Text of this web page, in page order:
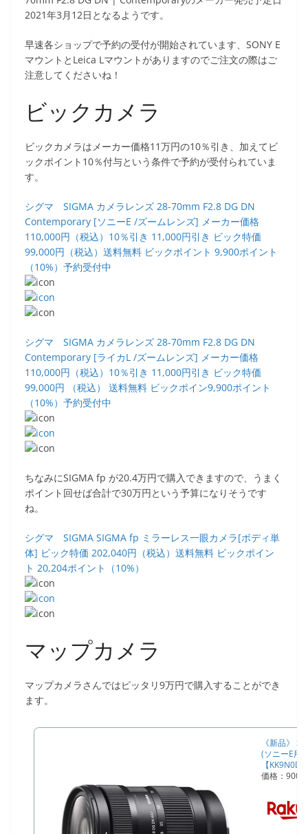
2021年3月12日となるようです。
早速各ショップで予約の受付が開始されています、SONY E
マウントとLeica Lマウントがありますのでご注文の際はご
注意してくださいね！
ビックカメラ
ビックカメラはメーカー価格11万円の10％引き、加えてビ
ックポイント10％付与という条件で予約が受付られていま
す。
シグマ SIGMA カメラレンズ 28-70mm F2.8 DG DN
Contemporary [ソニーE /ズームレンズ] メーカー価格
110,000円（税込）10％引き 11,000円引き ビック特価
99,000円（税込）送料無料 ビックポイント 9,900ポイント
（10%）予約受付中
シグマ SIGMA カメラレンズ 28-70mm F2.8 DG DN
Contemporary [ライカL /ズームレンズ] メーカー価格
110,000円（税込）10％引き 11,000円引き ビック特価
99,000円 （税込） 送料無料 ビックポイン9,900ポイント
（10%）予約受付中
ちなみにSIGMA fp が20.4万円で購入できますので、うまく
ポイント回せば合計で30万円という予算になりそうです
ね。
シグマ SIGMA SIGMA fp ミラーレス一眼カメラ[ボディ単
体] ビック特価 202,040円（税込）送料無料 ビックポイン
ト 20,204ポイント（10%）
マップカメラ
マップカメラさんではピッタリ9万円で購入することができ
ます。
《新品》
(ソニーE用
【
価格：